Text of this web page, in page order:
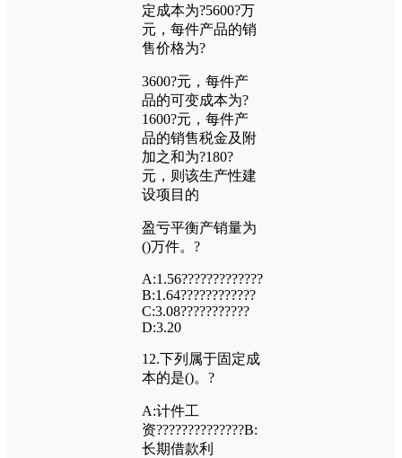
定成本为?5600?万
元，每件产品的销
售价格为?
3600?元，每件产
品的可变成本为?
1600?元，每件产
品的销售税金及附
加之和为?180?
元，则该生产性建
设项目的
盈亏平衡产销量为
()万件。?
A:1.56?????????????
B:1.64????????????
C:3.08???????????
D:3.20
12.下列属于固定成
本的是()。?
A:计件工
资??????????????B:
长期借款利